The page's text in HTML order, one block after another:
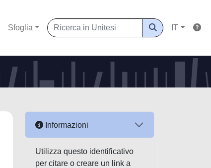
Sfoglia IT
Informazioni
Utilizza questo identificativo
per citare o creare un link a